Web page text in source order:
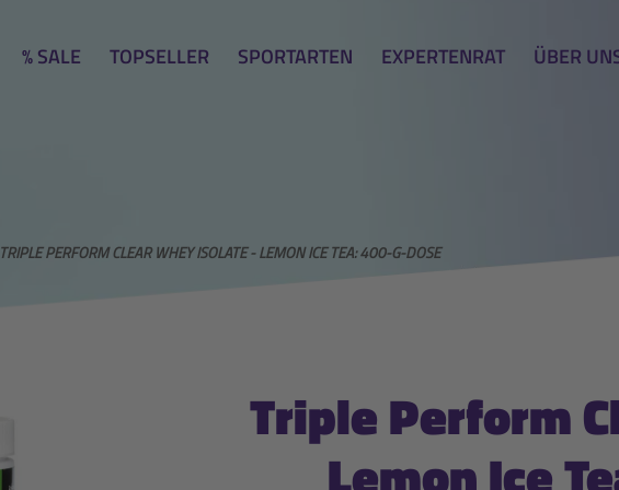
% SALE TOPSELLER SPORTARTEN EXPERTENRAT ÜBER
TRIPLE PERFORM CLEAR WHEY ISOLATE - LEMON ICE TEA: 400-G-DOSE
Triple Perform